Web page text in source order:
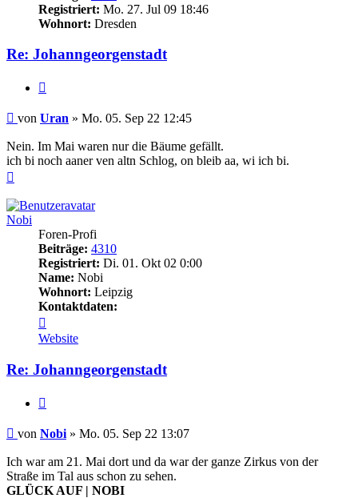
Registriert: Mo. 27. Jul 09 18:46
Wohnort: Dresden
Re: Johanngeorgenstadt
Beitrag
von Uran » Mo. 05. Sep 22 12:45
Nein. Im Mai waren nur die Bäume gefällt.
ich bi noch aaner ven altn Schlog, on bleib aa, wi ich bi.
Nobi
Foren-Profi
Beiträge: 4310
Registriert: Di. 01. Okt 02 0:00
Name: Nobi
Wohnort: Leipzig
Kontaktdaten:
von
Nobi
Website
Re: Johanngeorgenstadt
Beitrag
von Nobi » Mo. 05. Sep 22 13:07
Ich war am 21. Mai dort und da war der ganze Zirkus von der
Straße im Tal aus schon zu sehen.
GLÜCK AUF | NOBI